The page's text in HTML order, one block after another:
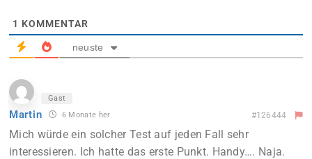
1 KOMMENTAR
neuste
Gast
Martin 6 Monate her #126444
Mich würde ein solcher Test auf jeden Fall sehr
interessieren. Ich hatte das erste Punkt. Handy…. Naja.